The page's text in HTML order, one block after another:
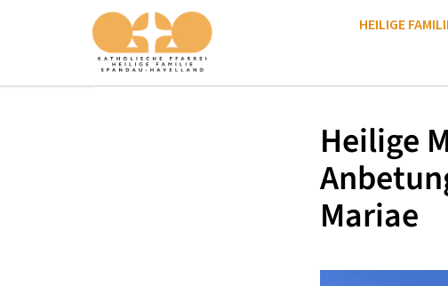
HEILIGE
Heilige
Mariae